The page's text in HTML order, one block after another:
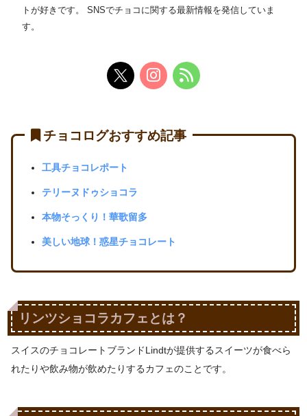
トが好きです。 SNSでチョコに関する最新情報を発信していま
す。
チョコログおすすめ記事
工具チョコレポート
テリーヌドゥショコラ
本物そっくり！華歌留多
美しい地球！惑星チョコレート
リンツショコラカフェとは？
スイスのチョコレートブランドLindtが提供するスイーツが食べら
れたりや飲み物が飲めたりするカフェのことです。